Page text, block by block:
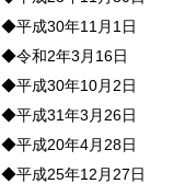
◆平成30年11月1日
◆令和2年3月16日
◆平成30年10月2日
◆平成31年3月26日
◆平成20年4月28日
◆平成25年12月27日